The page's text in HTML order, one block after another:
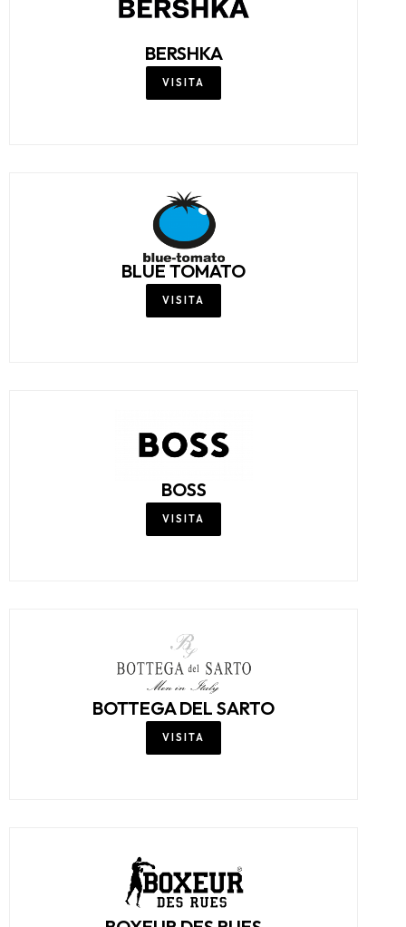
BARBUTI
BERSHKA
BLUE TOMATO
VISITA
BOSS